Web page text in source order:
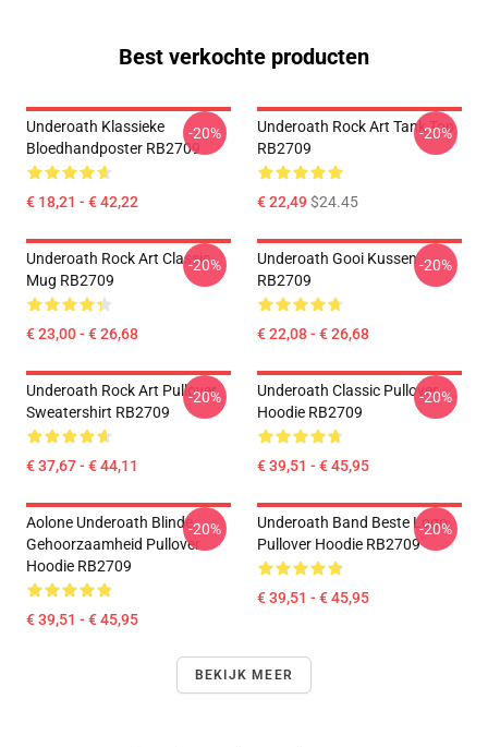
Best verkochte producten
Underoath Klassieke
Bloedhandposter RB2709
€ 18,21 - € 42,22
-20%
Underoath Rock Art Tank Top
RB2709
€ 22,49$24.45
-20%
Underoath Rock Art Classic
Mug RB2709
€ 23,00 - € 26,68
-20%
Underoath Gooi Kussen
RB2709
€ 22,08 - € 26,68
-20%
Underoath Rock Art Pullover
Sweatershirt RB2709
€ 37,67 - € 44,11
-20%
Underoath Classic Pullover
Hoodie RB2709
€ 39,51 - € 45,95
-20%
Aolone Underoath Blinde
Gehoorzaamheid Pullover
Hoodie RB2709
€ 39,51 - € 45,95
-20%
Underoath Band Beste Logo
Pullover Hoodie RB2709
€ 39,51 - € 45,95
-20%
BEKIJK MEER